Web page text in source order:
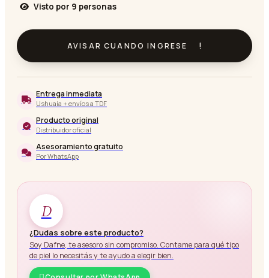
Visto por 9 personas
AVISAR CUANDO INGRESE
Entrega inmediata
Ushuaia + envíos a TDF
Producto original
Distribuidor oficial
Asesoramiento gratuito
Por WhatsApp
D
¿Dudas sobre este producto?
Soy Dafne, te asesoro sin compromiso. Contame para qué tipo
de piel lo necesitás y te ayudo a elegir bien.